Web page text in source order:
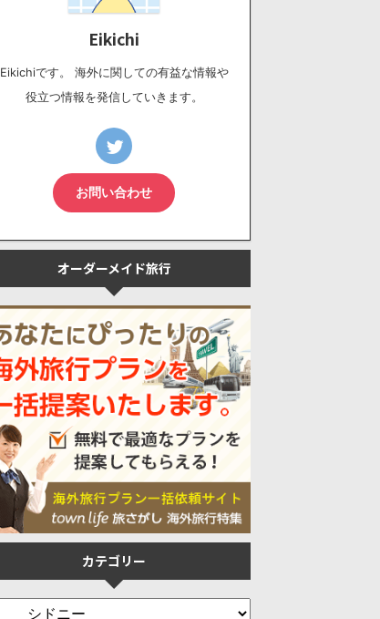
Eikichi
Eikichiです。 海外に関しての有益な情報や
役立つ情報を発信していきます。
お問い合わせ
オーダーメイド旅行
カテゴリー